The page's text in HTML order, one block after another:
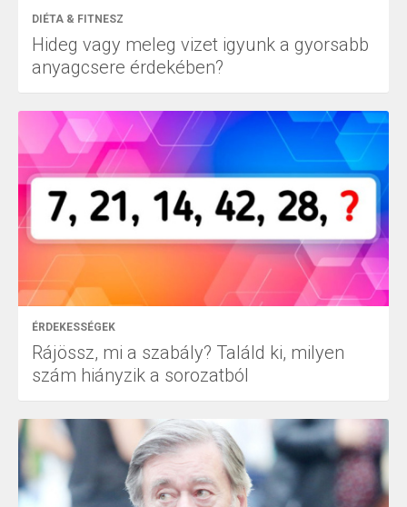
DIÉTA & FITNESZ
Hideg vagy meleg vizet igyunk a gyorsabb
anyagcsere érdekében?
ÉRDEKESSÉGEK
Rájössz, mi a szabály? Találd ki, milyen
szám hiányzik a sorozatból